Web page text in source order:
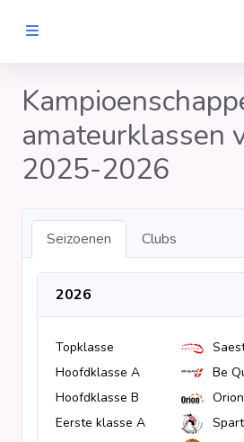
Wedstrijden
Statistieken
Voetbalpiramide
Links
VROUWEN
Clubs
amateurklassen
2025-2026
Seizoenen Clubs
2026
Topklasse
Hoofdklasse A
Be
Hoofdklasse B
Eerste klasse A